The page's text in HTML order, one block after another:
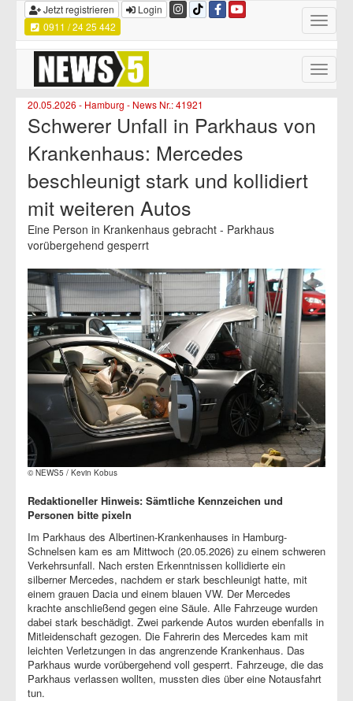
Toggle
Jetzt registrieren
Login
0911 / 24 25 442
Toggle
20.05.2026 - Hamburg - News Nr.: 41921
Schwerer Unfall in Parkhaus von
Krankenhaus: Mercedes
beschleunigt stark und kollidiert
mit weiteren Autos
Eine Person in Krankenhaus gebracht - Parkhaus
vorübergehend gesperrt
© NEWS5 / Kevin Kobus
Redaktioneller Hinweis: Sämtliche Kennzeichen und
Personen bitte pixeln
Im Parkhaus des Albertinen-Krankenhauses in Hamburg-
Schnelsen kam es am Mittwoch (20.05.2026) zu einem schweren
Verkehrsunfall. Nach ersten Erkenntnissen kollidierte ein
silberner Mercedes, nachdem er stark beschleunigt hatte, mit
einem grauen Dacia und einem blauen VW. Der Mercedes
krachte anschließend gegen eine Säule. Alle Fahrzeuge wurden
dabei stark beschädigt. Zwei parkende Autos wurden ebenfalls in
Mitleidenschaft gezogen. Die Fahrerin des Mercedes kam mit
leichten Verletzungen in das angrenzende Krankenhaus. Das
Parkhaus wurde vorübergehend voll gesperrt. Fahrzeuge, die das
Parkhaus verlassen wollten, mussten dies über eine Notausfahrt
tun.